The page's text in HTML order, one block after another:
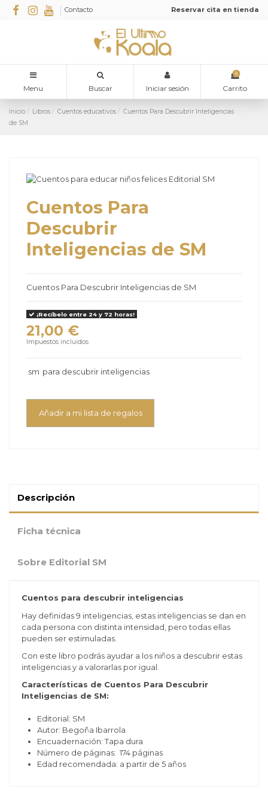
Contacto Reservar cita en tienda
Menu Buscar Iniciar sesión
0
Carrito
Inicio Libros Cuentos educativos
Cuentos Para Descubrir Inteligencias
de SM
Cuentos Para
Descubrir
Inteligencias de SM
Cuentos Para Descubrir Inteligencias de SM
¡Recíbelo entre 24 y 72 horas!
21,00 €
Impuestos incluidos
sm para descubrir inteligencias
Añadir a mi lista de regalos
Descripción
Ficha técnica
Sobre Editorial SM
Cuentos para descubrir inteligencias
Hay definidas 9 inteligencias, estas inteligencias se dan en
cada persona con distinta intensidad, pero todas ellas
pueden ser estimuladas.
Con este libro podrás ayudar a los niños a descubrir estas
inteligencias y a valorarlas por igual.
Características de Cuentos Para Descubrir
Inteligencias de SM:
Editorial: SM
Autor: Begoña Ibarrola
Encuadernación: Tapa dura
Número de páginas: 174 páginas
Edad recomendada: a partir de 5 años